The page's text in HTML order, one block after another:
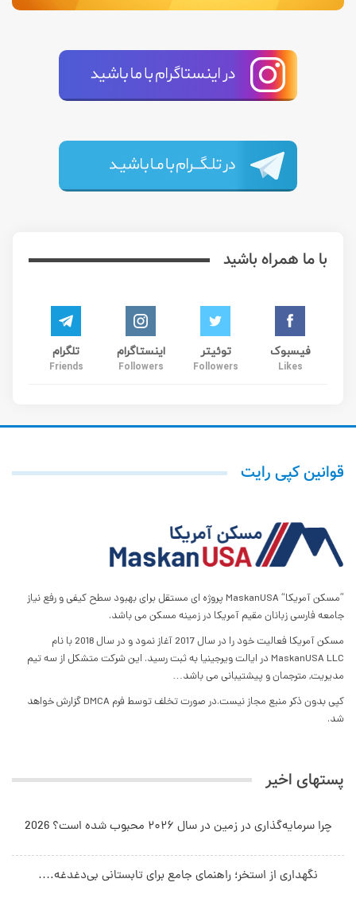
با ما همراه باشید
فیسبوک
Likes
توئیتر
Followers
اینستاگرام
Followers
تلگرام
Friends
قوانین کپی رایت
”مسکن آمریکا“ MaskanUSA پروژه ای مستقل برای بهبود سطح کیفی و رفع نیاز
جامعه فارسی زبانان مقیم آمریکا در زمینه مسکن می باشد.
مسکن آمریکا فعالیت خود را در سال 2017 آغاز نمود و در سال 2018 با نام
MaskanUSA LLC در ایالت ویرجینیا به ثبت رسید. این شرکت متشکل از سه تیم
مدیریت, مترجمان و پیشتیبانی می باشد…
کپی بدون ذکر منبع مجاز نیست.در صورت تخلف توسط فرم DMCA گزارش خواهد
شد.
پستهای اخیر
چرا سرمایه‌گذاری در زمین در سال ۲۰۲۶ محبوب شده است؟ 2026
نگهداری از استخر؛ راهنمای جامع برای تابستانی بی‌دغدغه.…